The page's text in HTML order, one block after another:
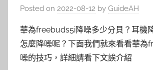
Posted on 2022-08-12 by GuideAH
華為freebuds5i降噪多少分貝？耳機
怎麼降噪呢？下面我們就來看看華為
噪的技巧，詳細請看下文誒介紹